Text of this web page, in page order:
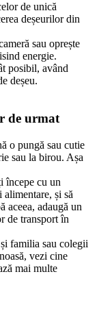
de unică
deșeurilor din
sau oprește
energie.
posibil, având
deșeu.
de urmat
o pungă sau cutie
sau la birou. Așa
începe cu un
și să
aceea, adaugă un
de transport în
familia sau colegii
vezi cine
mai multe